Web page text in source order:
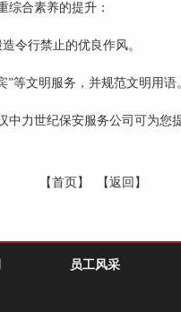
综合素养的提升：
令行禁止的优良作风。
”等文明服务，并规范文明用语
中力世纪保安服务公司可为您
【首页】 【返回】
员工风采